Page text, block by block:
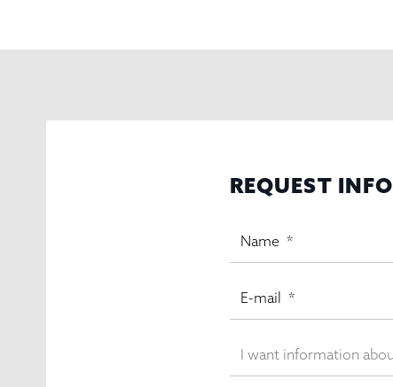
REQUEST INFO